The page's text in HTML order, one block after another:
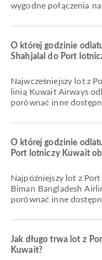
wygodne połączenia
O której godzinie
Shahjalal do Port
Najwcześniejszy lot z Port lotniczy Hazrat Shahjalal do Port lotniczy Kuwait
linią Kuwait Airways
porównać inne
O której godzinie
Port lotniczy Kuwait
Najpóźniejszy lot z Port lotniczy Hazrat Shahjalal do Port lotniczy Kuwait linią
Biman Bangladesh
porównać inne
Jak długo trwa lot z
Kuwait?